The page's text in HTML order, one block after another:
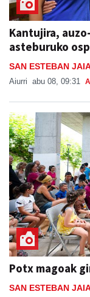
Kantujira,
asteburuko
SAN ESTEBAN
Aiurri abu 08, 09:31
Potx magoak
SAN ESTEBAN